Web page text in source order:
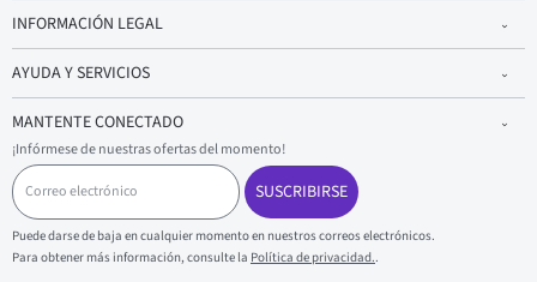
INFORMACIÓN LEGAL
AYUDA Y SERVICIOS
MANTENTE CONECTADO
¡Infórmese de nuestras ofertas del momento!
C
o
r
r
e
o
SUSCRIBIRSE
Puede darse de baja en cualquier momento en nuestros correos electrónicos.
Para obtener más información, consulte la Política de privacidad..